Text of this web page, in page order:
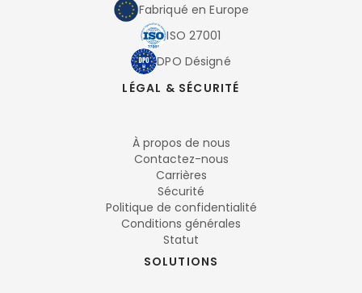
Fabriqué en Europe
ISO 27001
DPO Désigné
LÉGAL & SÉCURITÉ
À propos de nous
Contactez-nous
Carrières
Sécurité
Politique de confidentialité
Conditions générales
Statut
SOLUTIONS